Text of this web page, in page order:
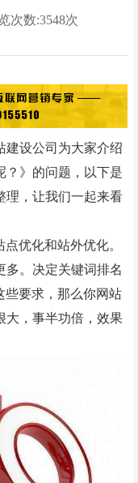
次数:3548次
建设公司为大家介绍
？》的问题，以下是
理，让我们一起来看
优化和站外优化。
多。决定关键词排名
些要求，那么你网站
大，事半功倍，效果